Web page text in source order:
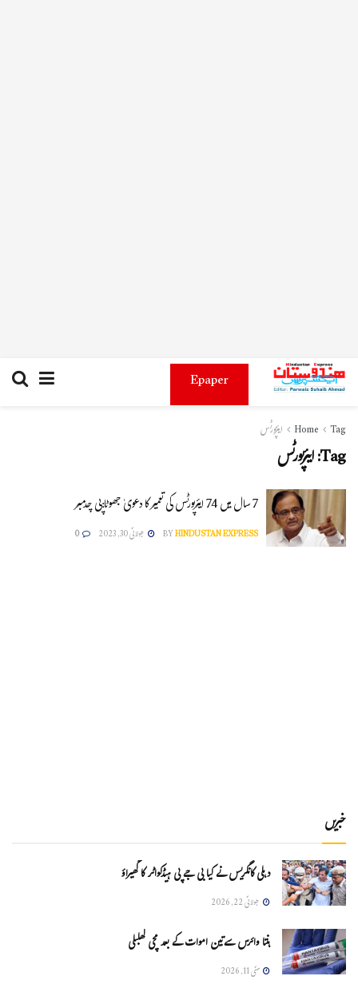
Epaper
Home Tag ایئرپورٹس
Tag:ایئرپورٹس
7 سال میں 74 ایئرپورٹس کی تعمیر کا دعویٰ جھوٹا:پی چدمبر
BYHINDUSTAN EXPRESS جولائی 30, 2023 0
خبریں
دہلی کانگریس نے کیا بی جے پی ہیڈکواٹر کا گھیراؤ
جولائی 22, 2026
ہنتا وائرس سےتین اموات کے بعد مچی کھلبلی
مئی 11, 2026